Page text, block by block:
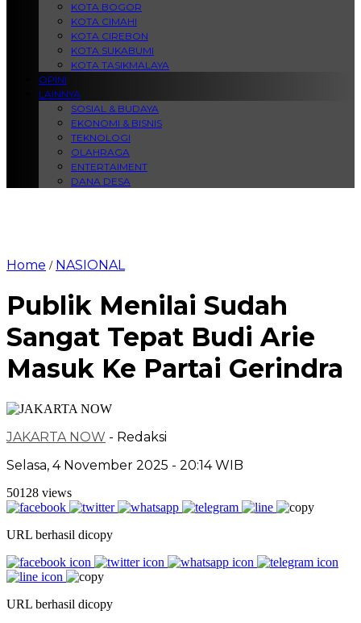
KOTA BOGOR
KOTA CIMAHI
KOTA CIREBON
KOTA SUKABUMI
KOTA TASIKMALAYA
OPINI
LAINNYA
SOSIAL & BUDAYA
EKONOMI & BISNIS
TEKNOLOGI
OLAHRAGA
ENTERTAIMENT
DANA DESA
Home / NASIONAL
Publik Menilai Sudah
Sangat Tepat Budi Arie
Masuk Ke Partai Gerindra
JAKARTA NOW - Redaksi
Selasa, 4 November 2025 - 20:14 WIB
50128 views
URL berhasil dicopy
URL berhasil dicopy